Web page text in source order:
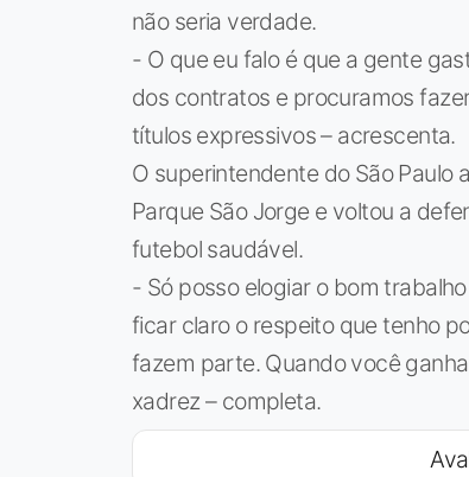
não seria verdade.
- O que eu falo é que a gente
dos contratos e procuramos
títulos expressivos – acrescenta.
O superintendente do São Paulo
Parque São Jorge e voltou a
futebol saudável.
- Só posso elogiar o bom
ficar claro o respeito que tenho
fazem parte. Quando você
xadrez – completa.